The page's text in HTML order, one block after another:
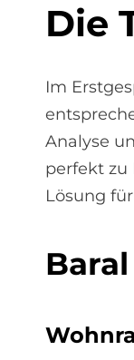
Die
Im
Analyse
perfekt zu
Lösung für